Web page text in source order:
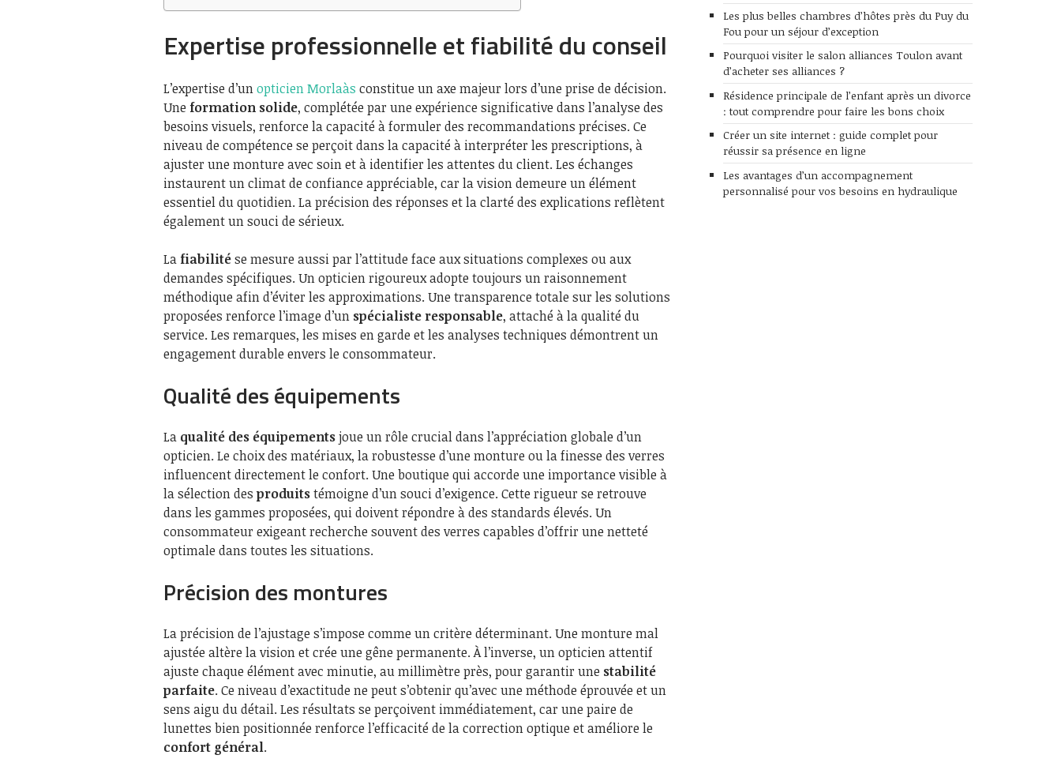
Expertise professionnelle et fiabilité du conseil
L’expertise d’unopticien Morlaàs constitue un axe majeur lors d’une prise de décision.
Une formation solide, complétée par une expérience significative dans l’analyse des
besoins visuels, renforce la capacité à formuler des recommandations précises. Ce
niveau de compétence se perçoit dans la capacité à interpréter les prescriptions, à
ajuster une monture avec soin et à identifier les attentes du client. Les échanges
instaurent un climat de confiance appréciable, car la vision demeure un élément
essentiel du quotidien. La précision des réponses et la clarté des explications reflètent
également un souci de sérieux.
Lafiabilitése mesure aussi par l’attitude face aux situations complexes ou aux
demandes spécifiques. Un opticien rigoureux adopte toujours un raisonnement
méthodique afin d’éviter les approximations. Une transparence totale sur les solutions
proposées renforce l’image d’un spécialiste responsable, attaché à la qualité du
service. Les remarques, les mises en garde et les analyses techniques démontrent un
engagement durable envers le consommateur.
Qualité des équipements
La qualité des équipementsjoue un rôle crucial dans l’appréciation globale d’un
opticien. Le choix des matériaux, la robustesse d’une monture ou la finesse des verres
influencent directement le confort. Une boutique qui accorde une importance visible à
la sélection des produitstémoigne d’un souci d’exigence. Cette rigueur se retrouve
dans les gammes proposées, qui doivent répondre à des standards élevés. Un
consommateur exigeant recherche souvent des verres capables d’offrir une netteté
optimale dans toutes les situations.
Précision des montures
La précision de l’ajustage s’impose comme un critère déterminant. Une monture mal
ajustée altère la vision et crée une gêne permanente. À l’inverse, un opticien attentif
ajuste chaque élément avec minutie, au millimètre près, pour garantir une stabilité
parfaite. Ce niveau d’exactitude ne peut s’obtenir qu’avec une méthode éprouvée et un
sens aigu du détail. Les résultats se perçoivent immédiatement, car une paire de
lunettes bien positionnée renforce l’efficacité de la correction optique et améliore le
confort général.
Les plus belles chambres d’hôtes près du Puy du
Fou pour un séjour d’exception
Pourquoi visiter le salon alliances Toulon avant
d’acheter ses alliances ?
Résidence principale de l’enfant après un divorce
: tout comprendre pour faire les bons choix
Créer un site internet : guide complet pour
réussir sa présence en ligne
Les avantages d’un accompagnement
personnalisé pour vos besoins en hydraulique